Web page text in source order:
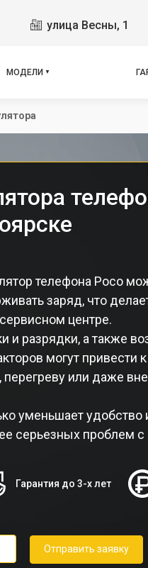
улица Весны, 1
МОДЕЛИ
X3 GT
X3 Pro
телефона Poco
заряд, что
центре.
и разрядки, а также
могут привести
перегреву или даже
уменьшает удобство
серьезных проблем с
Гарантия до 3-х лет
Отправить заявку